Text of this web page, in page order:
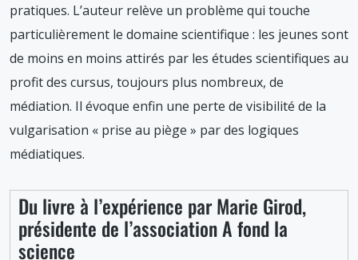
pratiques. L’auteur relève un problème qui touche
particulièrement le domaine scientifique : les jeunes sont
de moins en moins attirés par les études scientifiques au
profit des cursus, toujours plus nombreux, de
médiation. Il évoque enfin une perte de visibilité de la
vulgarisation « prise au piège » par des logiques
médiatiques.
Du livre à l’expérience par Marie Girod,
présidente de l’association A fond la
science